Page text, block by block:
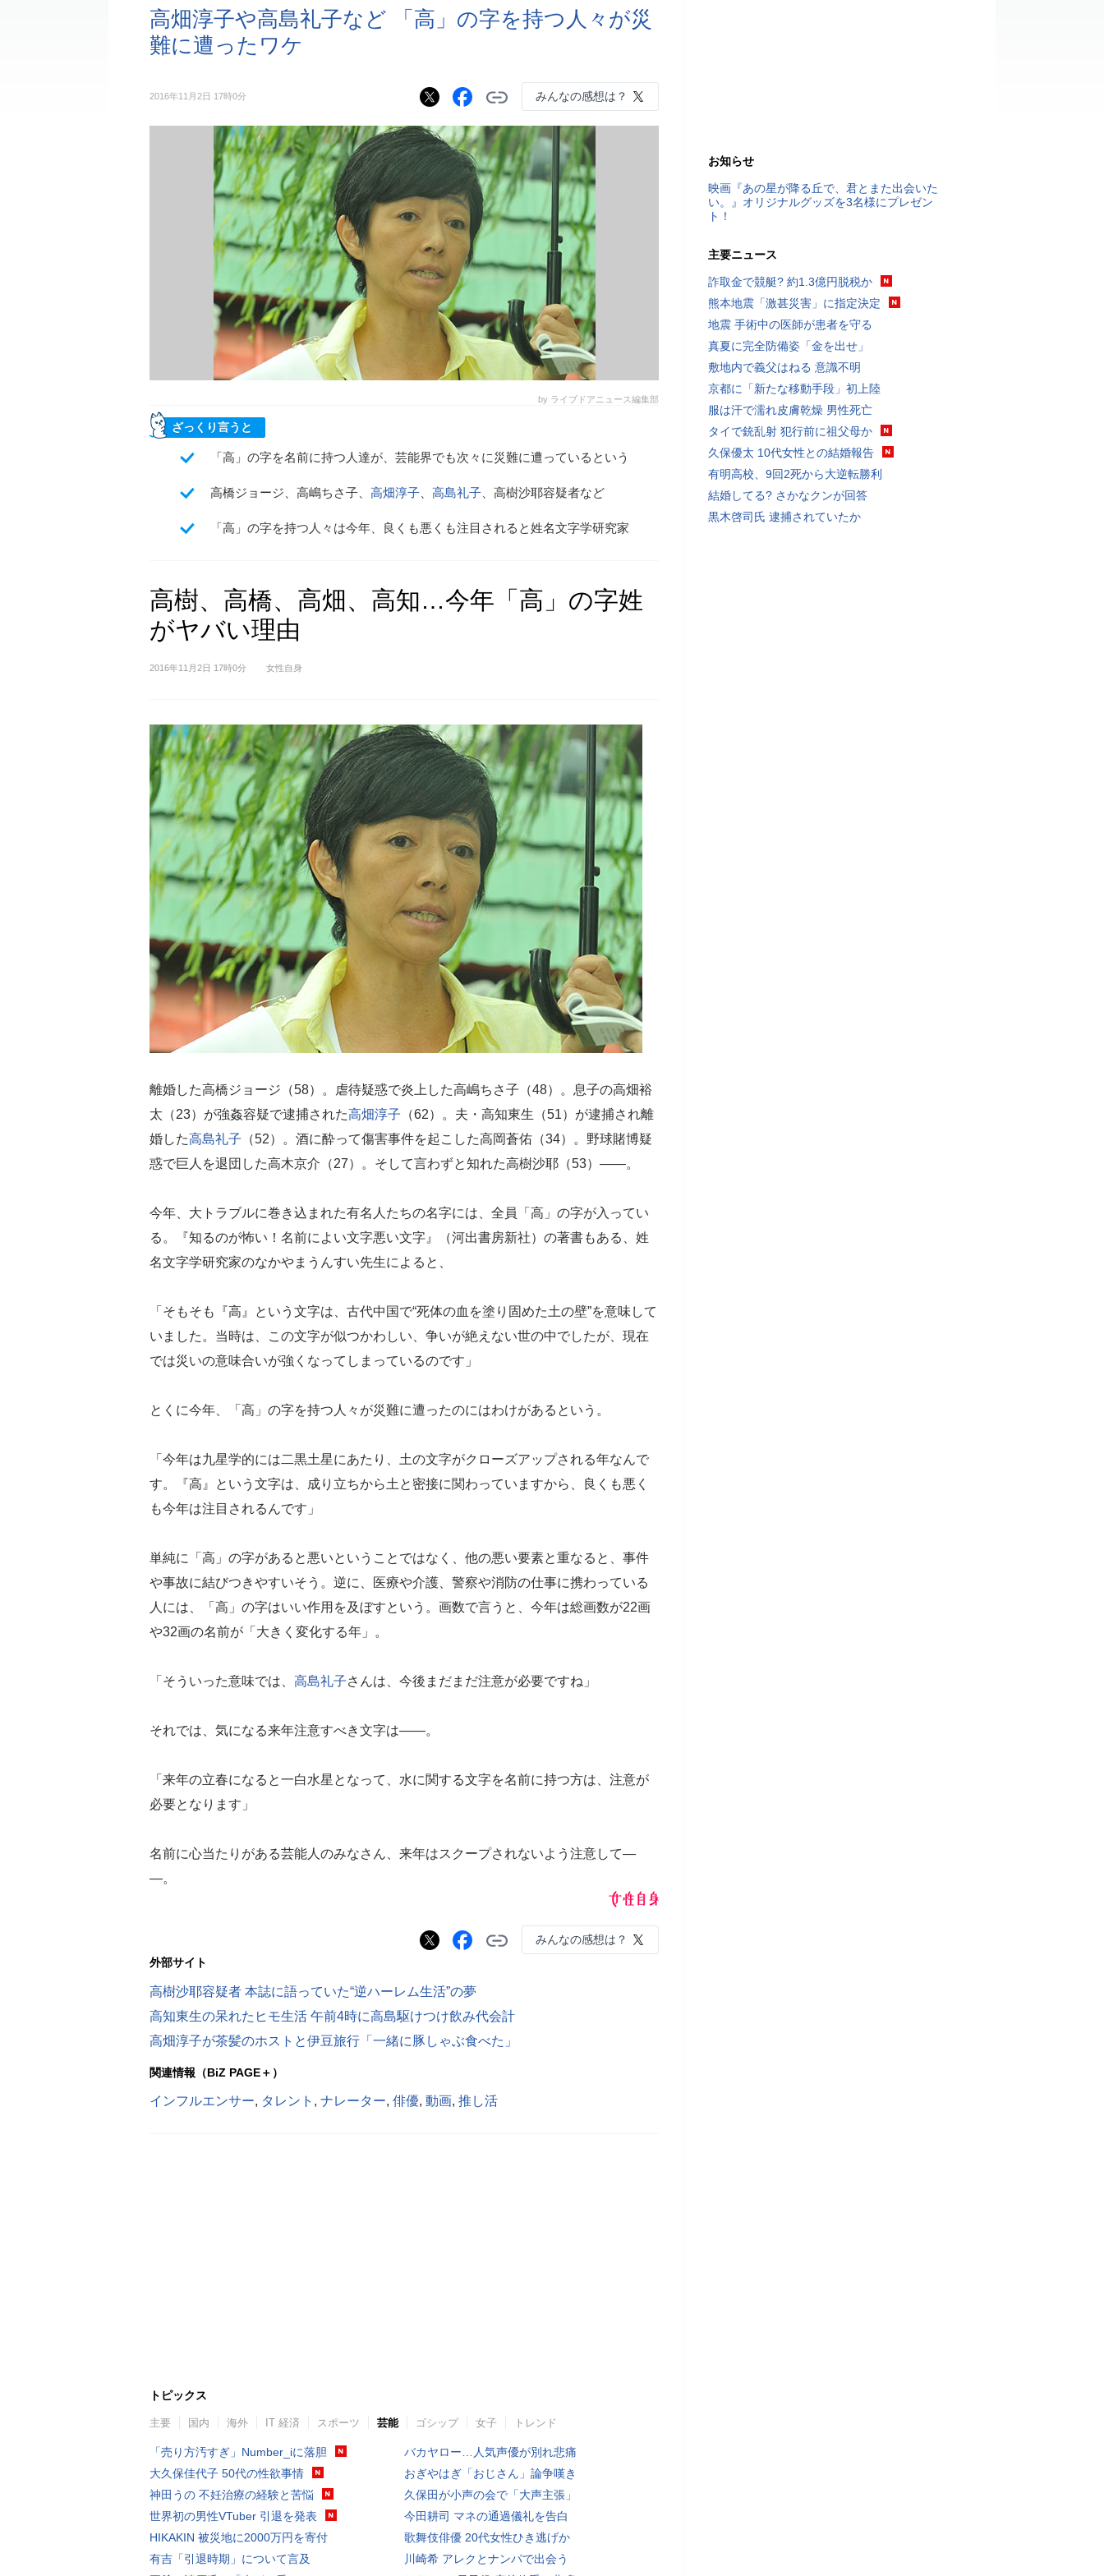
高畑淳子や高島礼子など 「高」の字を持つ人々が災
難に遭ったワケ
2016年11月2日 17時0分 みんなの感想は？
by ライブドアニュース編集部
ざっくり言うと
「高」の字を名前に持つ人達が、芸能界でも次々に災難に遭っているという
高橋ジョージ、高嶋ちさ子、 高畑淳子 高島礼子 、高樹沙耶容疑者など
「高」の字を持つ人々は今年、良くも悪くも注目されると姓名文字学研究家
高樹、高橋、高畑、高知…今年「高」の字姓
がヤバい理由
2016年11月2日 17時0分 女性自身
離婚した高橋ジョージ（58）。虐待疑惑で炎上した高嶋ちさ子（48）。息子の高畑裕
太（23）が強姦容疑で逮捕された高畑淳子 （62）。夫・高知東生（51）が逮捕され離
婚した高島礼子 （52）。酒に酔って傷害事件を起こした高岡蒼佑（34）。野球賭博疑
惑で巨人を退団した高木京介（27）。そして言わずと知れた高樹沙耶（53）――。
今年、大トラブルに巻き込まれた有名人たちの名字には、全員「高」の字が入ってい
る。『知るのが怖い！名前によい文字悪い文字』（河出書房新社）の著書もある、姓
名文字学研究家のなかやまうんすい先生によると、
「そもそも『高』という文字は、古代中国で“死体の血を塗り固めた土の壁”を意味して
いました。当時は、この文字が似つかわしい、争いが絶えない世の中でしたが、現在
では災いの意味合いが強くなってしまっているのです」
とくに今年、「高」の字を持つ人々が災難に遭ったのにはわけがあるという。
「今年は九星学的には二黒土星にあたり、土の文字がクローズアップされる年なんで
す。『高』という文字は、成り立ちから土と密接に関わっていますから、良くも悪く
も今年は注目されるんです」
単純に「高」の字があると悪いということではなく、他の悪い要素と重なると、事件
や事故に結びつきやすいそう。逆に、医療や介護、警察や消防の仕事に携わっている
人には、「高」の字はいい作用を及ぼすという。画数で言うと、今年は総画数が22画
や32画の名前が「大きく変化する年」。
「そういった意味では、 高島礼子さんは、今後まだまだ注意が必要ですね」
それでは、気になる来年注意すべき文字は――。
「来年の立春になると一白水星となって、水に関する文字を名前に持つ方は、注意が
必要となります」
名前に心当たりがある芸能人のみなさん、来年はスクープされないよう注意して―
―。
みんなの感想は？
外部サイト
高樹沙耶容疑者 本誌に語っていた“逆ハーレム生活”の夢
高知東生の呆れたヒモ生活 午前4時に高島駆けつけ飲み代会計
高畑淳子が茶髪のホストと伊豆旅行「一緒に豚しゃぶ食べた」
関連情報（BiZ PAGE＋）
インフルエンサー, タレント , ナレーター, 俳優, 動画, 推し活
トピックス
主要 国内 海外 IT 経済 スポーツ 芸能 ゴシップ 女子 トレンド
「売り方汚すぎ」Number_iに落胆
大久保佳代子 50代の性欲事情
神田うの 不妊治療の経験と苦悩
世界初の男性VTuber 引退を発表
HIKAKIN 被災地に2000万円を寄付
有吉「引退時期」について言及
バカヤロー…人気声優が別れ悲痛
おぎやはぎ「おじさん」論争嘆き
久保田が小声の会で「大声主張」
今田耕司 マネの通過儀礼を告白
歌舞伎俳優 20代女性ひき逃げか
川崎希 アレクとナンパで出会う
お知らせ
映画『あの星が降る丘で、君とまた出会いた
い。』オリジナルグッズを3名様にプレゼン
ト！
主要ニュース
詐取金で競艇? 約1.3億円脱税か
熊本地震「激甚災害」に指定決定
地震 手術中の医師が患者を守る
真夏に完全防備姿「金を出せ」
敷地内で義父はねる 意識不明
京都に「新たな移動手段」初上陸
服は汗で濡れ皮膚乾燥 男性死亡
タイで銃乱射 犯行前に祖父母か
久保優太 10代女性との結婚報告
有明高校、9回2死から大逆転勝利
結婚してる? さかなクンが回答
黒木啓司氏 逮捕されていたか